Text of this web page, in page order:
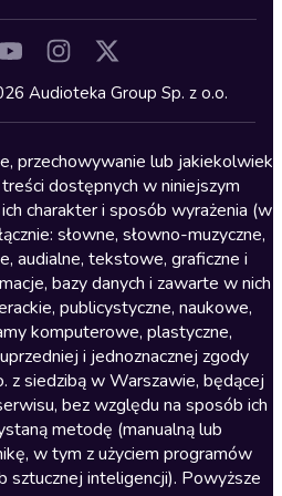
Audioteka Group Sp. z o.o.
przechowywanie lub jakiekolwiek
dostępnych w niniejszym
charakter i sposób wyrażenia (w
słowne, słowno-muzyczne,
audialne, tekstowe, graficzne i
bazy danych i zawarte w nich
publicystyczne, naukowe,
komputerowe, plastyczne,
i jednoznacznej zgody
z siedzibą w Warszawie, będącej
bez względu na sposób ich
metodę (manualną lub
w tym z użyciem programów
sztucznej inteligencji). Powyższe